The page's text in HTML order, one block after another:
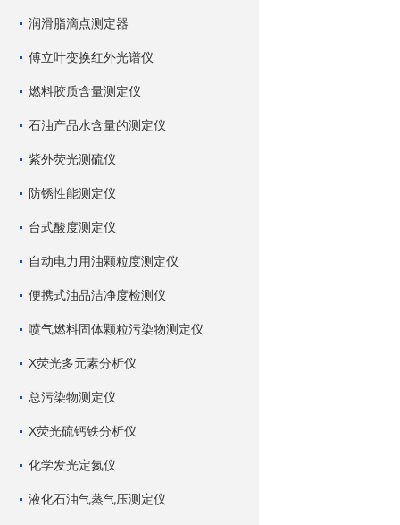
润滑脂滴点测定器
傅立叶变换红外光谱仪
燃料胶质含量测定仪
石油产品水含量的测定仪
紫外荧光测硫仪
防锈性能测定仪
台式酸度测定仪
自动电力用油颗粒度测定仪
便携式油品洁净度检测仪
喷气燃料固体颗粒污染物测定仪
X荧光多元素分析仪
总污染物测定仪
X荧光硫钙铁分析仪
化学发光定氮仪
液化石油气蒸气压测定仪